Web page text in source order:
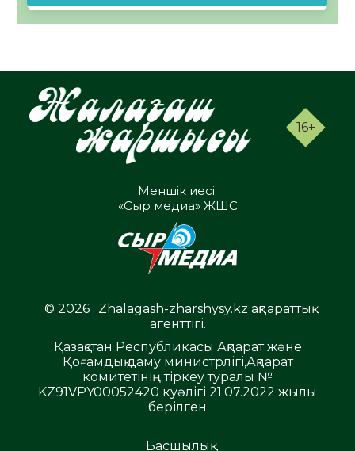
16+
Меншік иесі:
«Сыр медиа» ЖШС
© 2026 . Zhalagash-zharshysy.kz ақпараттық
агенттігі.
Қазақстан Республикасы Ақпарат және
Қоғамдық даму министрлігі,Ақпарат
комитетінің тіркеу туралы №
KZ91VPY00052420 куәлігі 21.07.2022 жылы
берілген
Басшылық